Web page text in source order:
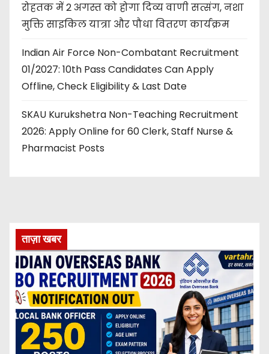
रोहतक में 2 अगस्त को होगा दिव्य वाणी सत्संग, नशा
मुक्ति साइकिल यात्रा और पौधा वितरण कार्यक्रम
Indian Air Force Non-Combatant Recruitment
01/2027: 10th Pass Candidates Can Apply
Offline, Check Eligibility & Last Date
SKAU Kurukshetra Non-Teaching Recruitment
2026: Apply Online for 60 Clerk, Staff Nurse &
Pharmacist Posts
ताज़ा खबर